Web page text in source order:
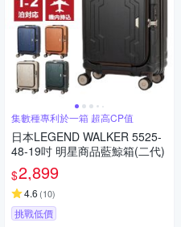
集數種專利於一箱 超高CP值
日本LEGEND WALKER 5525-
48-19吋 明星商品藍鯨箱(二代)
$2,899
4.6 (10)
挑戰低價